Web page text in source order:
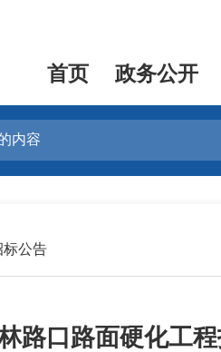
首页 政务公开
标公告
路口路面硬化工